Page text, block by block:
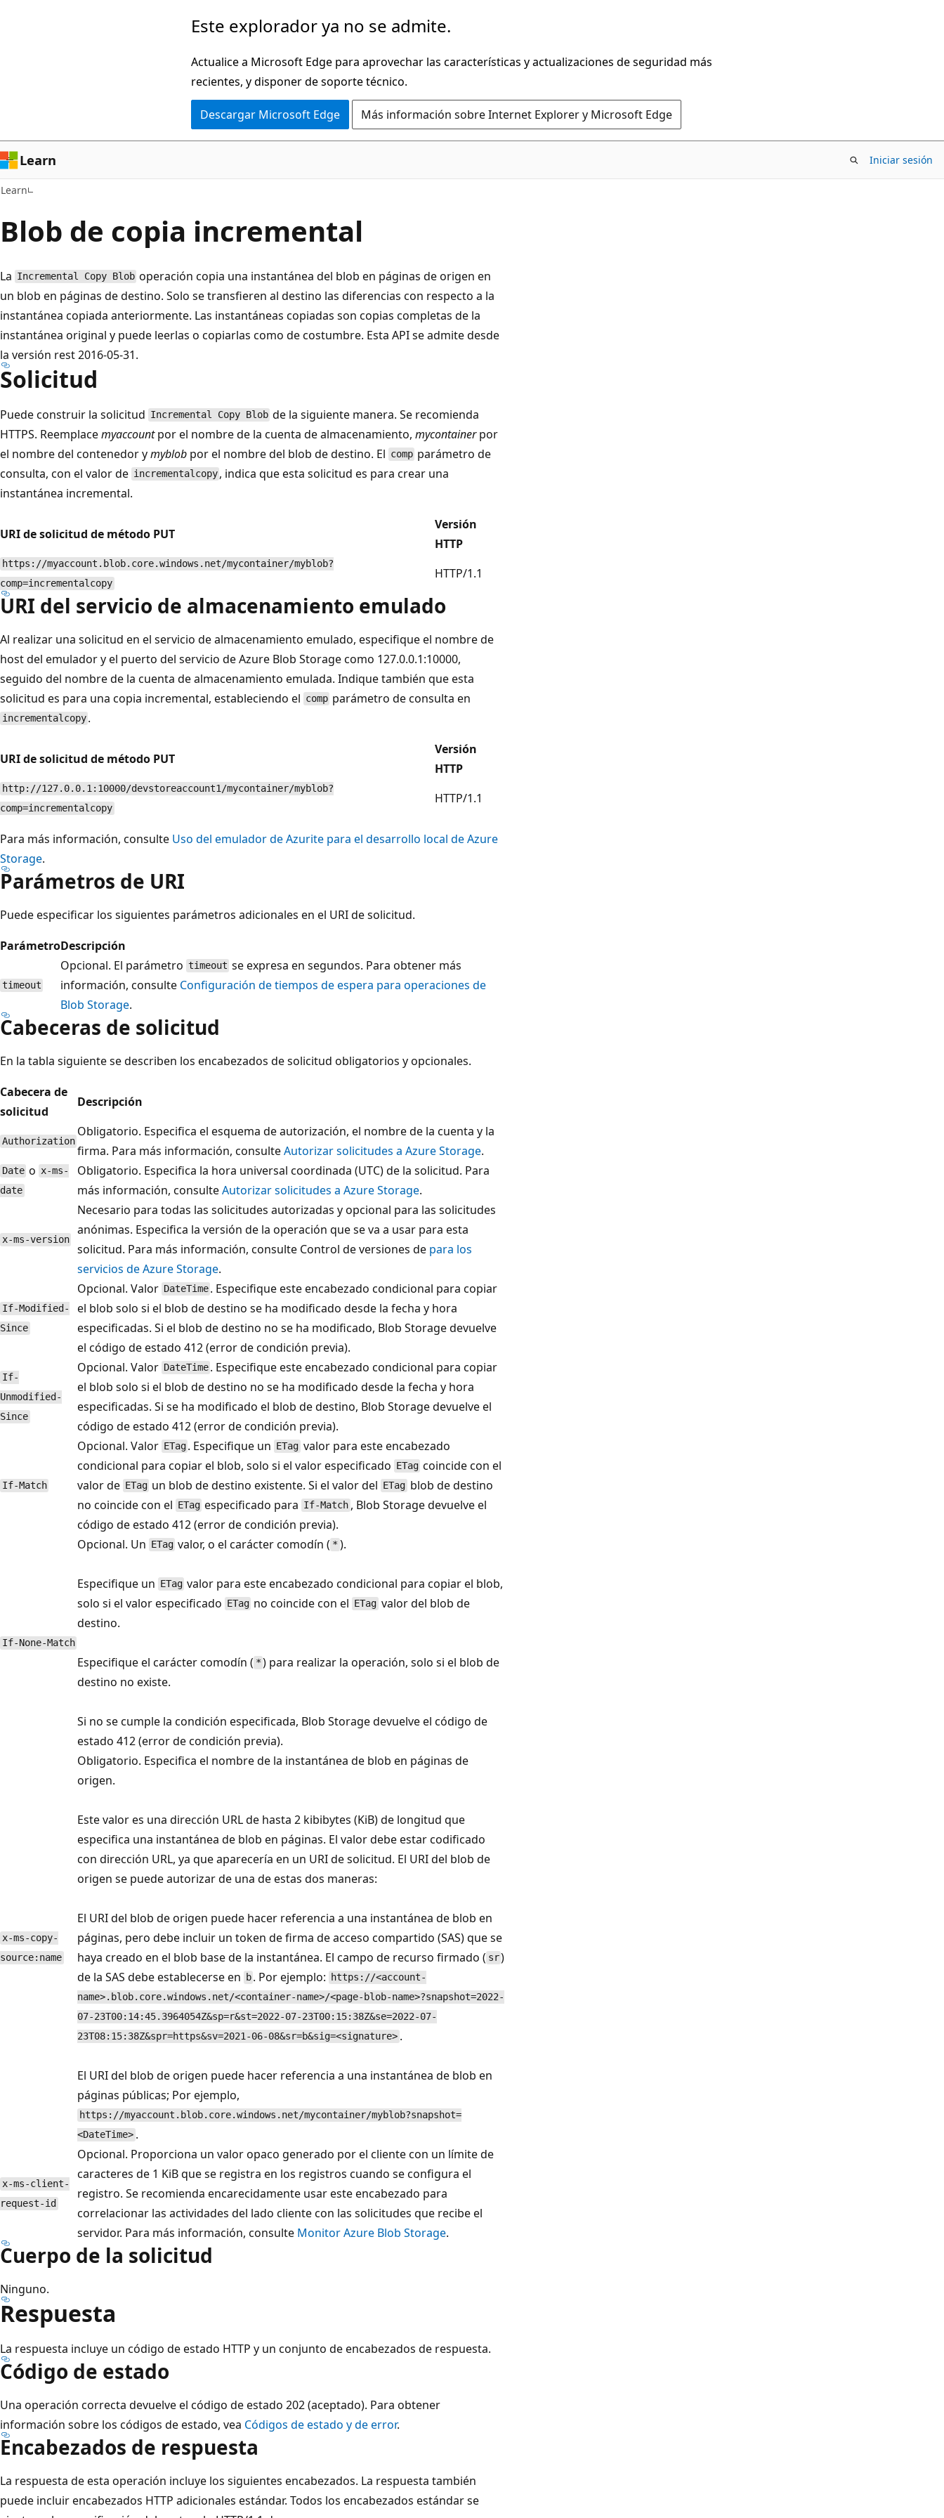
Este explorador ya no se admite.
Actualice a Microsoft Edge para aprovechar las características y actualizaciones de seguridad más
recientes, y disponer de soporte técnico.
Descargar Microsoft Edge Más información sobre Internet Explorer y Microsoft Edge
Learn Iniciar sesión
Learn
Blob de copia incremental
La Incremental Copy Blob operación copia una instantánea del blob en páginas de origen en
un blob en páginas de destino. Solo se transfieren al destino las diferencias con respecto a la
instantánea copiada anteriormente. Las instantáneas copiadas son copias completas de la
instantánea original y puede leerlas o copiarlas como de costumbre. Esta API se admite desde
la versión rest 2016-05-31.
Solicitud
Puede construir la solicitud Incremental Copy Blob de la siguiente manera. Se recomienda
HTTPS. Reemplacemyaccountpor el nombre de la cuenta de almacenamiento, mycontainerpor
el nombre del contenedor ymyblob por el nombre del blob de destino. El comp parámetro de
consulta, con el valor de incrementalcopy , indica que esta solicitud es para crear una
instantánea incremental.
URI de solicitud de método PUT
Versión
HTTP
https://myaccount.blob.core.windows.net/mycontainer/myblob?
comp=incrementalcopy
HTTP/1.1
URI del servicio de almacenamiento emulado
Al realizar una solicitud en el servicio de almacenamiento emulado, especifique el nombre de
host del emulador y el puerto del servicio de Azure Blob Storage como 127.0.0.1:10000,
seguido del nombre de la cuenta de almacenamiento emulada. Indique también que esta
solicitud es para una copia incremental, estableciendo el comp parámetro de consulta en
incrementalcopy .
URI de solicitud de método PUT
Versión
HTTP
http://127.0.0.1:10000/devstoreaccount1/mycontainer/myblob?
comp=incrementalcopy
HTTP/1.1
Para más información, consulte Uso del emulador de Azurite para el desarrollo local de Azure
Storage.
Parámetros de URI
Puede especificar los siguientes parámetros adicionales en el URI de solicitud.
ParámetroDescripción
timeout
Opcional. El parámetro timeout se expresa en segundos. Para obtener más
información, consulte Configuración de tiempos de espera para operaciones de
Blob Storage.
Cabeceras de solicitud
En la tabla siguiente se describen los encabezados de solicitud obligatorios y opcionales.
Cabecera de
solicitud
Descripción
Authorization
Obligatorio. Especifica el esquema de autorización, el nombre de la cuenta y la
firma. Para más información, consulteAutorizar solicitudes a Azure Storage.
Date o x-ms-
date
Obligatorio. Especifica la hora universal coordinada (UTC) de la solicitud. Para
más información, consulteAutorizar solicitudes a Azure Storage.
x-ms-version
Necesario para todas las solicitudes autorizadas y opcional para las solicitudes
anónimas. Especifica la versión de la operación que se va a usar para esta
solicitud. Para más información, consulte Control de versiones de para los
servicios de Azure Storage.
If-Modified-
Since
Opcional. Valor DateTime . Especifique este encabezado condicional para copiar
el blob solo si el blob de destino se ha modificado desde la fecha y hora
especificadas. Si el blob de destino no se ha modificado, Blob Storage devuelve
el código de estado 412 (error de condición previa).
If-
Unmodified-
Since
Opcional. Valor DateTime . Especifique este encabezado condicional para copiar
el blob solo si el blob de destino no se ha modificado desde la fecha y hora
especificadas. Si se ha modificado el blob de destino, Blob Storage devuelve el
código de estado 412 (error de condición previa).
If-Match
Opcional. Valor ETag . Especifique un ETagvalor para este encabezado
condicional para copiar el blob, solo si el valor especificado ETag coincide con el
valor de ETag un blob de destino existente. Si el valor del ETagblob de destino
no coincide con el ETag especificado para If-Match , Blob Storage devuelve el
código de estado 412 (error de condición previa).
If-None-Match
Opcional. Un ETag valor, o el carácter comodín ( * ).
Especifique un ETag valor para este encabezado condicional para copiar el blob,
solo si el valor especificado ETag no coincide con el ETagvalor del blob de
destino.
Especifique el carácter comodín ( * ) para realizar la operación, solo si el blob de
destino no existe.
Si no se cumple la condición especificada, Blob Storage devuelve el código de
estado 412 (error de condición previa).
x-ms-copy-
source:name
Obligatorio. Especifica el nombre de la instantánea de blob en páginas de
origen.
Este valor es una dirección URL de hasta 2 kibibytes (KiB) de longitud que
especifica una instantánea de blob en páginas. El valor debe estar codificado
con dirección URL, ya que aparecería en un URI de solicitud. El URI del blob de
origen se puede autorizar de una de estas dos maneras:
El URI del blob de origen puede hacer referencia a una instantánea de blob en
páginas, pero debe incluir un token de firma de acceso compartido (SAS) que se
haya creado en el blob base de la instantánea. El campo de recurso firmado ( sr)
de la SAS debe establecerse en
b . Por ejemplo:
https://<account-
name>.blob.core.windows.net/<container-name>/<page-blob-name>?snapshot=2022-
07-23T00:14:45.3964054Z&sp=r&st=2022-07-23T00:15:38Z&se=2022-07-
23T08:15:38Z&spr=https&sv=2021-06-08&sr=b&sig=<signature> .
El URI del blob de origen puede hacer referencia a una instantánea de blob en
páginas públicas; Por ejemplo,
https://myaccount.blob.core.windows.net/mycontainer/myblob?snapshot=
<DateTime> .
x-ms-client-
request-id
Opcional. Proporciona un valor opaco generado por el cliente con un límite de
caracteres de 1 KiB que se registra en los registros cuando se configura el
registro. Se recomienda encarecidamente usar este encabezado para
correlacionar las actividades del lado cliente con las solicitudes que recibe el
servidor. Para más información, consulte Monitor Azure Blob Storage.
Cuerpo de la solicitud
Ninguno.
Respuesta
La respuesta incluye un código de estado HTTP y un conjunto de encabezados de respuesta.
Código de estado
Una operación correcta devuelve el código de estado 202 (aceptado). Para obtener
información sobre los códigos de estado, vea Códigos de estado y de error.
Encabezados de respuesta
La respuesta de esta operación incluye los siguientes encabezados. La respuesta también
puede incluir encabezados HTTP adicionales estándar. Todos los encabezados estándar se